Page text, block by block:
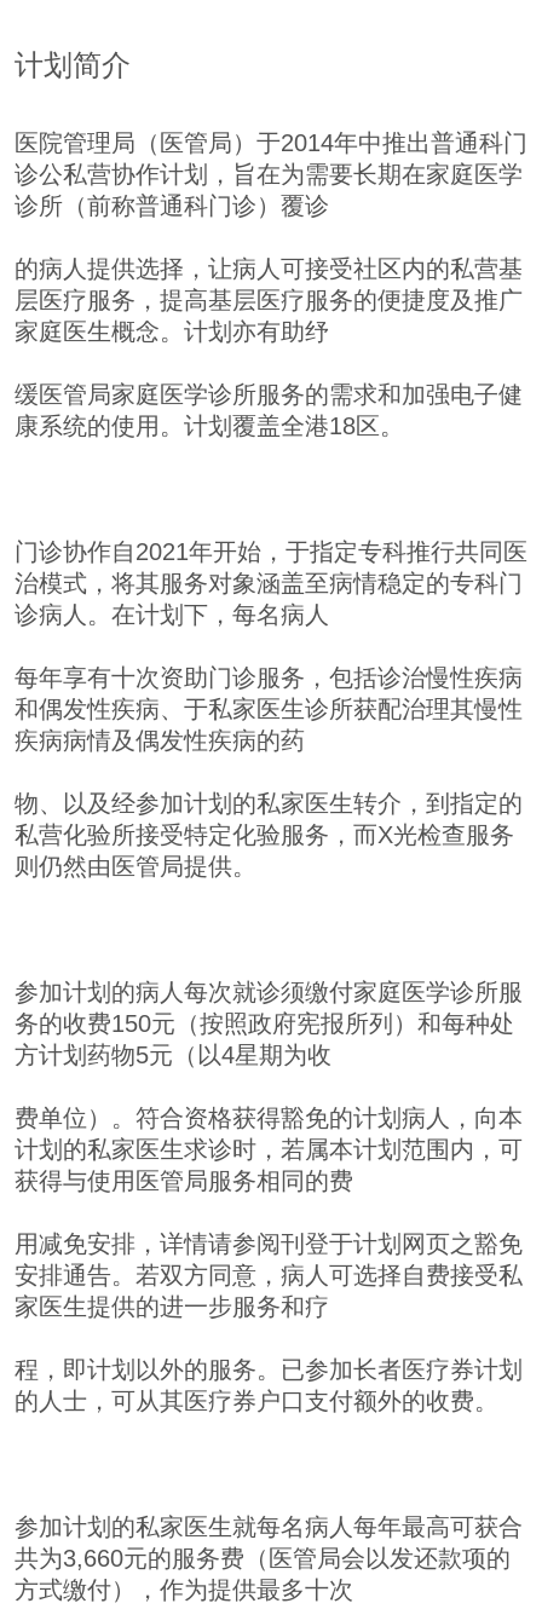
计划简介
医院管理局（医管局）于2014年中推出普通科门
诊公私营协作计划，旨在为需要长期在家庭医学
诊所（前称普通科门诊）覆诊
的病人提供选择，让病人可接受社区内的私营基
层医疗服务，提高基层医疗服务的便捷度及推广
家庭医生概念。计划亦有助纾
缓医管局家庭医学诊所服务的需求和加强电子健
康系统的使用。计划覆盖全港18区。
门诊协作自2021年开始，于指定专科推行共同医
治模式，将其服务对象涵盖至病情稳定的专科门
诊病人。在计划下，每名病人
每年享有十次资助门诊服务，包括诊治慢性疾病
和偶发性疾病、于私家医生诊所获配治理其慢性
疾病病情及偶发性疾病的药
物、以及经参加计划的私家医生转介，到指定的
私营化验所接受特定化验服务，而X光检查服务
则仍然由医管局提供。
参加计划的病人每次就诊须缴付家庭医学诊所服
务的收费150元（按照政府宪报所列）和每种处
方计划药物5元（以4星期为收
费单位）。符合资格获得豁免的计划病人，向本
计划的私家医生求诊时，若属本计划范围内，可
获得与使用医管局服务相同的费
用减免安排，详情请参阅刊登于计划网页之豁免
安排通告。若双方同意，病人可选择自费接受私
家医生提供的进一步服务和疗
程，即计划以外的服务。已参加长者医疗券计划
的人士，可从其医疗券户口支付额外的收费。
参加计划的私家医生就每名病人每年最高可获合
共为3,660元的服务费（医管局会以发还款项的
方式缴付），作为提供最多十次